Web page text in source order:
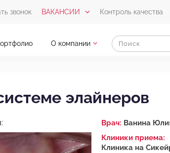
звонок ВАКАНСИИ Контроль качества
О компании
элайнеров
Врач: Ванина
Клиники приема:
Клиника на